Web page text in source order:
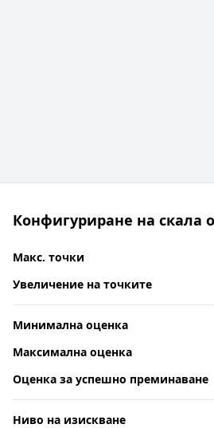
Конфигуриране на скала
Макс. точки
Увеличение на точките
Минимална оценка
Максимална оценка
Оценка за успешно преминаване
Ниво на изискване